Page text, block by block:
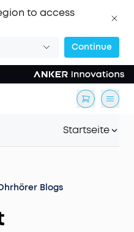
to access
Continue
Startseite
Blogs